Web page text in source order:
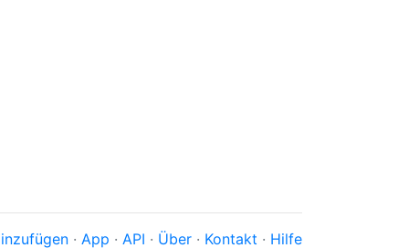
· App · API · Über · Kontakt · Hilfe